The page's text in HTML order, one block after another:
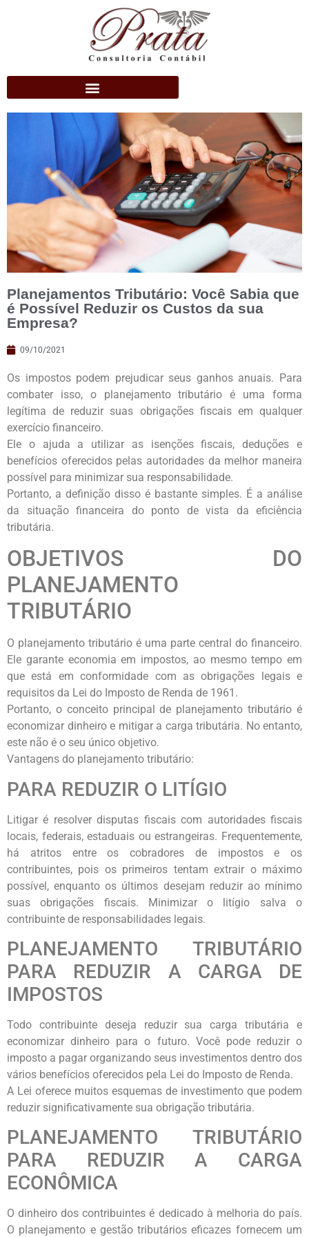
Planejamentos Tributário: Você Sabia que
é Possível Reduzir os Custos da sua
Empresa?
09/10/2021
Os impostos podem prejudicar seus ganhos anuais. Para
combater isso, o planejamento tributário é uma forma
legítima de reduzir suas obrigações fiscais em qualquer
exercício financeiro.
Ele o ajuda a utilizar as isenções fiscais, deduções e
benefícios oferecidos pelas autoridades da melhor maneira
possível para minimizar sua responsabilidade.
Portanto, a definição disso é bastante simples. É a análise
da situação financeira do ponto de vista da eficiência
tributária.
OBJETIVOS DO
PLANEJAMENTO
TRIBUTÁRIO
O planejamento tributário é uma parte central do financeiro.
Ele garante economia em impostos, ao mesmo tempo em
que está em conformidade com as obrigações legais e
requisitos da Lei do Imposto de Renda de 1961.
Portanto, o conceito principal de planejamento tributário é
economizar dinheiro e mitigar a carga tributária. No entanto,
este não é o seu único objetivo.
Vantagens do planejamento tributário:
PARA REDUZIR O LITÍGIO
Litigar é resolver disputas fiscais com autoridades fiscais
locais, federais, estaduais ou estrangeiras. Frequentemente,
há atritos entre os cobradores de impostos e os
contribuintes, pois os primeiros tentam extrair o máximo
possível, enquanto os últimos desejam reduzir ao mínimo
suas obrigações fiscais. Minimizar o litígio salva o
contribuinte de responsabilidades legais.
PLANEJAMENTO TRIBUTÁRIO
PARA REDUZIR A CARGA DE
IMPOSTOS
Todo contribuinte deseja reduzir sua carga tributária e
economizar dinheiro para o futuro. Você pode reduzir o
imposto a pagar organizando seus investimentos dentro dos
vários benefícios oferecidos pela Lei do Imposto de Renda.
A Lei oferece muitos esquemas de investimento que podem
reduzir significativamente sua obrigação tributária.
PLANEJAMENTO TRIBUTÁRIO
PARA REDUZIR A CARGA
ECONÔMICA
O dinheiro dos contribuintes é dedicado à melhoria do país.
O planejamento e gestão tributários eficazes fornecem um